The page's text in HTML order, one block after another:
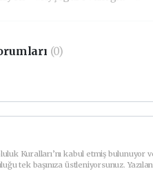
(0)
Kuralları’nı kabul etmiş bulunuyor
tek başınıza üstleniyorsunuz.